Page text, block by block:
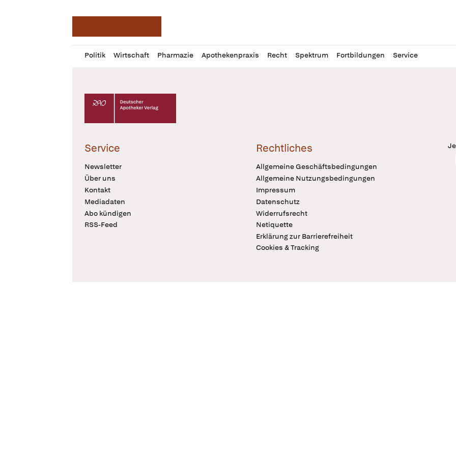
Politik Wirtschaft Pharmazie Apothekenpraxis Recht Spektrum Fortbildungen Service
Profil
öffnen
Daz
Pur
Deutscher Apotheker Verlag Logo
Service
Newsletter
Über uns
Kontakt
Mediadaten
Abo kündigen
RSS-Feed
Rechtliches
Allgemeine Geschäftsbedingungen
Allgemeine Nutzungsbedingungen
Impressum
Datenschutz
Widerrufsrecht
Netiquette
Erklärung zur Barrierefreiheit
Cookies & Tracking